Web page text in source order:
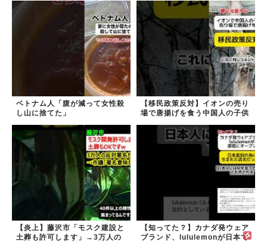
ベトナム人「腹が減って女性殺
し山に捨てた」
【移民政策反対】イオンの売り
場で唐揚げを食う中国人の子供
【炎上】藤沢市「モスク建設と
土葬も許可します」→3万人の
【知ってた？】カナダ発ウェア
ブランド、lululemonが日本で